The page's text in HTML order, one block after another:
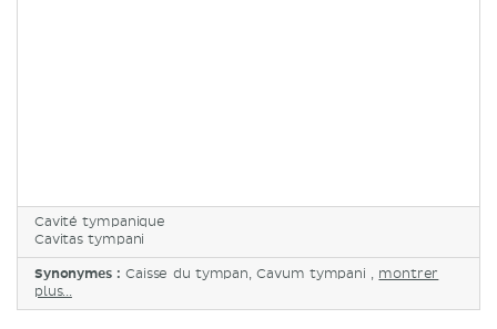
Cavité tympanique
Cavitas tympani
Synonymes :Caisse du tympan, Cavum tympani , montrer
plus...